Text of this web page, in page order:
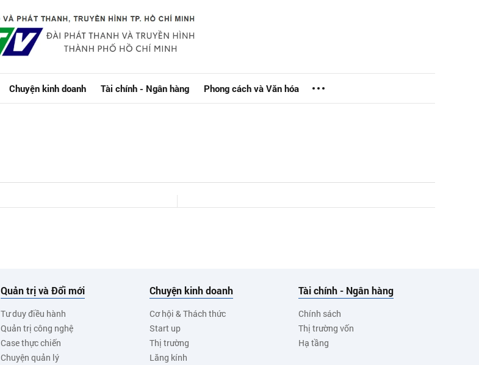
Chuyện kinh doanh Tài chính - Ngân hàng Phong cách và Văn hóa
Quản trị và Đổi mới
Tư duy điều hành
Quản trị công nghệ
Case thực chiến
Chuyện quản lý
Chuyện kinh doanh
Cơ hội & Thách thức
Start up
Thị trường
Lăng kính
Tài chính - Ngân hàng
Chính sách
Thị trường vốn
Hạ tầng